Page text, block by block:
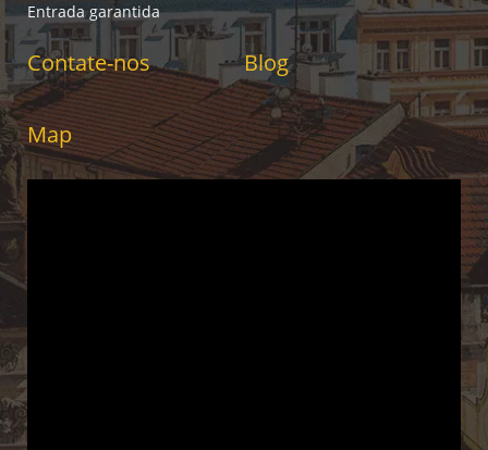
Entrada garantida
Contate-nos Blog
Map